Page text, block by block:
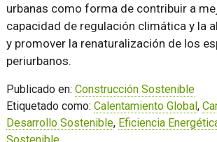
urbanas como forma de contribuir a
capacidad de regulación climática y la
y promover la renaturalización de los
periurbanos.
Publicado en: Construcción Sostenible
Etiquetado como: Calentamiento Global,
Desarrollo Sostenible, Eficiencia